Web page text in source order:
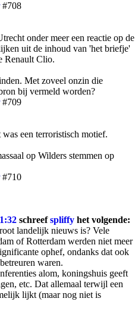
#708
onder meer een reactie op de
uit de inhoud van 'het briefje'
Renault Clio.
Met zoveel onzin die
bij vermeld worden?
#709
een terroristisch motief.
op Wilders stemmen op
#710
schreefspliffy het volgende:
landelijk nieuws is? Vele
of Rotterdam werden niet meer
ophef, ondanks dat ook
waren.
alom, koningshuis geeft
etc. Dat allemaal terwijl een
lijkt (maar nog niet is